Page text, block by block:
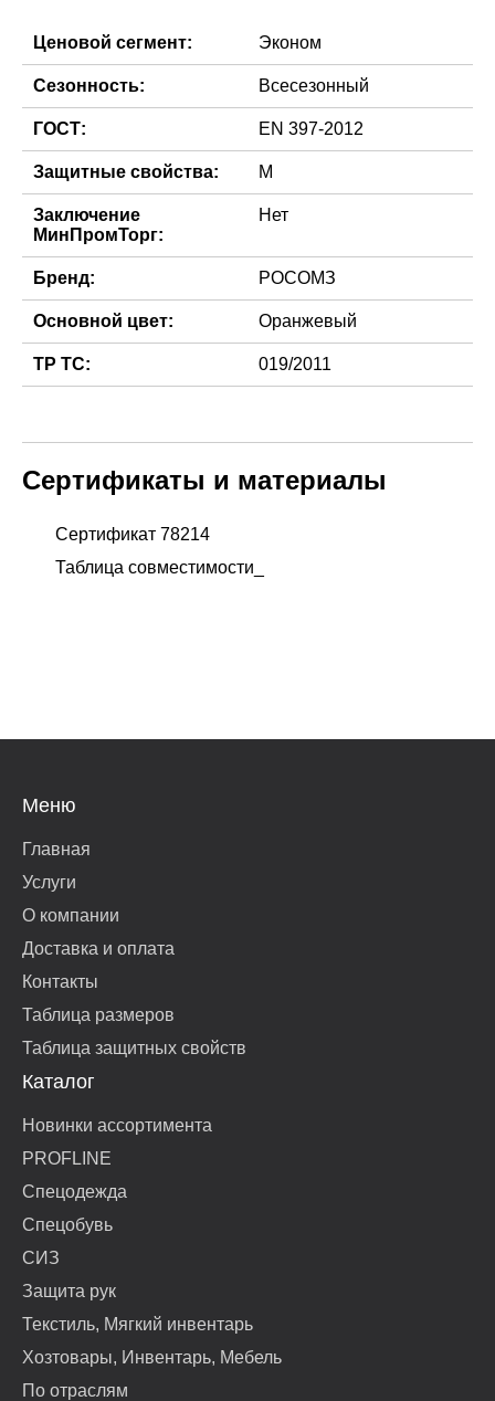
Ценовой сегмент: Эконом
Сезонность: Всесезонный
ГОСТ: EN 397-2012
Защитные свойства: М
Заключение
МинПромТорг:
Нет
Бренд: РОСОМЗ
Основной цвет: Оранжевый
ТР ТС: 019/2011
Сертификаты и материалы
Сертификат 78214
Таблица совместимости_
Меню
Главная
Услуги
О компании
Доставка и оплата
Контакты
Таблица размеров
Таблица защитных свойств
Каталог
Новинки ассортимента
PROFLINE
Спецодежда
Спецобувь
СИЗ
Защита рук
Текстиль, Мягкий инвентарь
Хозтовары, Инвентарь, Мебель
По отраслям